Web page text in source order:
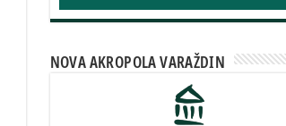
NOVA AKROPOLA VARAŽDIN